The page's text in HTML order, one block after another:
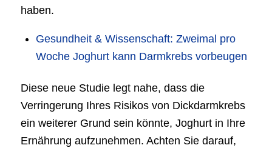
haben.
Gesundheit & Wissenschaft: Zweimal pro
Woche Joghurt kann Darmkrebs vorbeugen
Diese neue Studie legt nahe, dass die
Verringerung Ihres Risikos von Dickdarmkrebs
ein weiterer Grund sein könnte, Joghurt in Ihre
Ernährung aufzunehmen. Achten Sie darauf,